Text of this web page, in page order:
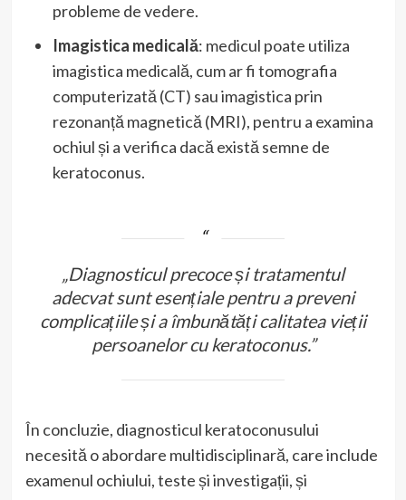
probleme de vedere.
Imagistica medicală: medicul poate utiliza
imagistica medicală, cum ar fi tomografia
computerizată (CT) sau imagistica prin
rezonanță magnetică (MRI), pentru a examina
ochiul și a verifica dacă există semne de
keratoconus.
„Diagnosticul precoce și tratamentul
adecvat sunt esențiale pentru a preveni
complicațiile și a îmbunătăți calitatea vieții
persoanelor cu keratoconus.”
În concluzie, diagnosticul keratoconusului
necesită o abordare multidisciplinară, care include
examenul ochiului, teste și investigații, și